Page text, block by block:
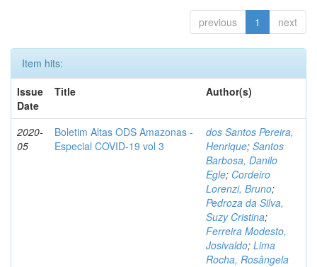
previous 1 next
Item hits:
Issue
Date
Title Author(s)
2020-
05
Boletim Altas ODS Amazonas -
Especial COVID-19 vol 3
dos Santos Pereira,
Henrique; Santos
Barbosa, Danilo
Egle; Cordeiro
Lorenzi, Bruno;
Pedroza da Silva,
Suzy Cristina;
Ferreira Modesto,
Josivaldo; Lima
Rocha, Rosângela